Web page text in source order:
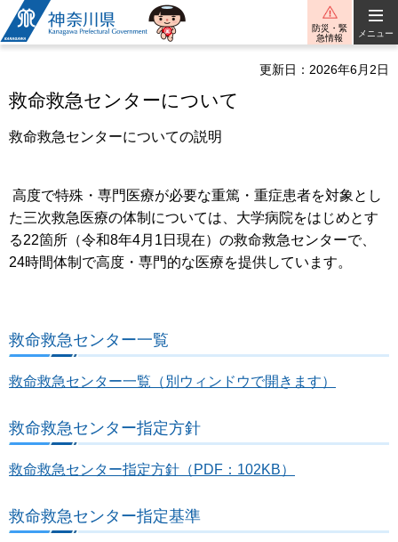
神奈川県
防災・緊
急情報
メニュー
更新日：2026年6月2日
救命救急センターについて
救命救急センターについての説明
高度で特殊・専門医療が必要な重篤・重症患者を対象とし
た三次救急医療の体制については、大学病院をはじめとす
る22箇所（令和8年4月1日現在）の救命救急センターで、
24時間体制で高度・専門的な医療を提供しています。
救命救急センター一覧
救命救急センター一覧（別ウィンドウで開きます）
救命救急センター指定方針
救命救急センター指定方針（PDF：102KB）
救命救急センター指定基準